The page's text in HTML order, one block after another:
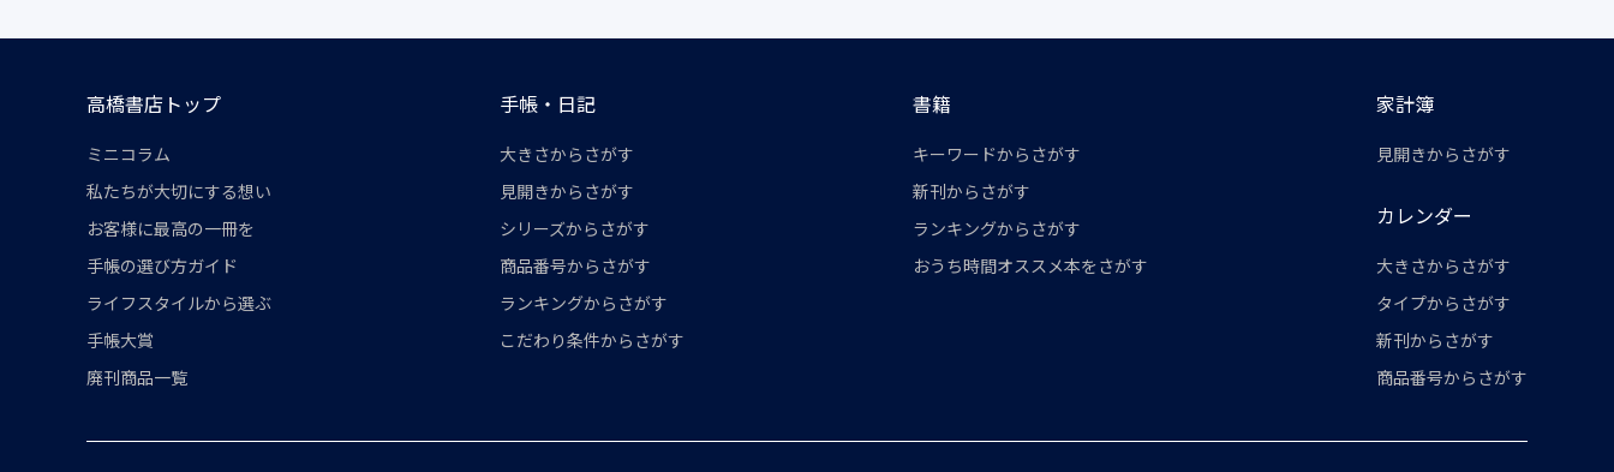
高橋書店トップ
ミニコラム
私たちが大切にする想い
お客様に最高の一冊を
手帳の選び方ガイド
ライフスタイルから選ぶ
手帳大賞
廃刊商品一覧
手帳・日記
大きさからさがす
見開きからさがす
シリーズからさがす
商品番号からさがす
ランキングからさがす
こだわり条件からさがす
書籍
キーワードからさがす
新刊からさがす
ランキングからさがす
おうち時間オススメ本をさがす
家計簿
見開きからさがす
カレンダー
大きさからさがす
タイプからさがす
新刊からさがす
商品番号からさがす